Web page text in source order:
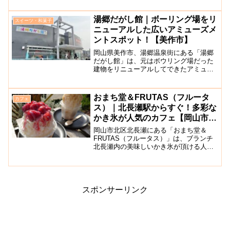
を通して食べられるいちご大福です。甘
さ控えめのあんや、生クリ...
スイーツ・和菓子
湯郷だがし館｜ボーリング場をリ
ニューアルした広いアミューズメ
ントスポット！【美作市】
岡山県美作市、湯郷温泉街にある「湯郷
だがし館」は、元はボウリング場だった
建物をリニューアルしてできたアミュー
駄菓子売り場のほかにも、広いキッズス
ペース、フードコート、二...
カフェ
おまち堂＆FRUTAS（フルータ
ス）｜北長瀬駅からすぐ！多彩な
かき氷が人気のカフェ【岡山市北
区】
岡山市北区北長瀬にある「おまち堂＆
FRUTAS（フルータス）」は、ブランチ
北長瀬内の美味しいかき氷が頂ける人気
スポンサーリンク